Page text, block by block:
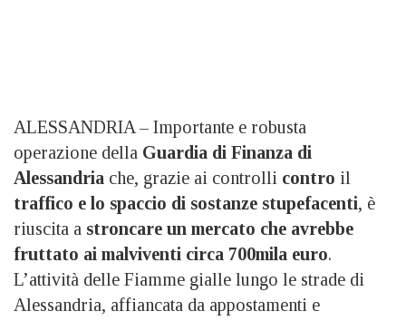
ALESSANDRIA – Importante e robusta
operazione della Guardia di Finanza di
Alessandria che, grazie ai controlli contro il
traffico e lo spaccio di sostanze stupefacenti, è
riuscita a stroncare un mercato che avrebbe
fruttato ai malviventi circa 700mila euro.
L’attività delle Fiamme gialle lungo le strade di
Alessandria, affiancata da appostamenti e